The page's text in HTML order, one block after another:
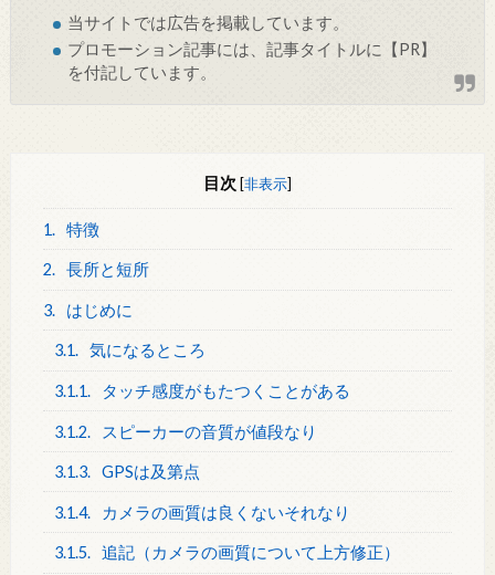
当サイトでは広告を掲載しています。
プロモーション記事には、記事タイトルに【PR】
を付記しています。
目次 [非表示]
1. 特徴
2. 長所と短所
3. はじめに
3.1. 気になるところ
3.1.1. タッチ感度がもたつくことがある
3.1.2. スピーカーの音質が値段なり
3.1.3. GPSは及第点
3.1.4. カメラの画質は良くないそれなり
3.1.5. 追記（カメラの画質について上方修正）